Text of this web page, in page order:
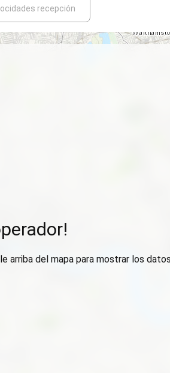
recepción
arriba del mapa para mostrar los